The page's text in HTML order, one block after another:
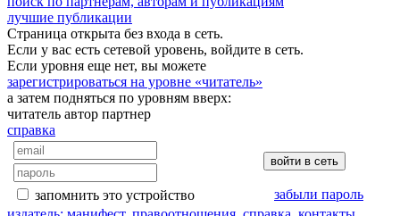
лучшие публикации
Страница открыта без входа в сеть.
Если у вас есть сетевой уровень, войдите в сеть.
Если уровня еще нет, вы можете
зарегистрироваться на уровне «читатель»
а затем подняться по уровням вверх:
читатель автор партнер
справка
запомнить это устройство
забыли пароль